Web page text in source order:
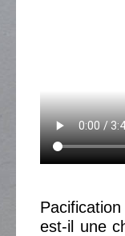
est-il une